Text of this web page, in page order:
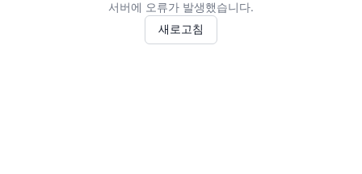
서버에 오류가 발생했습니다.
새로고침